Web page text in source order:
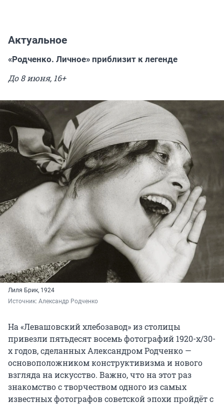
Актуальное
«Родченко. Личное» приблизит к легенде
До 8 июня, 16+
Лиля Брик, 1924
Источник: Александр Родченко
На «Левашовский хлебозавод» из столицы
привезли пятьдесят восемь фотографий 1920-х/30-
х годов, сделанных Александром Родченко —
основоположником конструктивизма и нового
взгляда на искусство. Важно, что на этот раз
знакомство с творчеством одного из самых
известных фотографов советской эпохи пройдёт с